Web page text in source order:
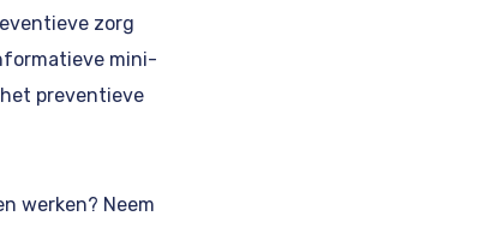
zorg
mini-
preventieve
werken? Neem